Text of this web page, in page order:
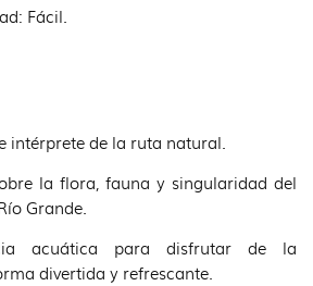
Fácil.
intérprete de la ruta natural.
la flora, fauna y singularidad del
Grande.
acuática para disfrutar de la
divertida y refrescante.